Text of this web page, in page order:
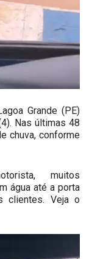
Grande (PE)
Nas últimas 48
chuva, conforme
muitos
água até a porta
clientes. Veja o